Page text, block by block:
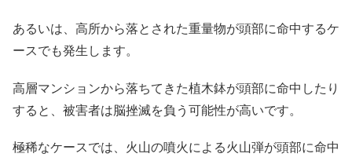
あるいは、高所から落とされた重量物が頭部に命中するケ
ースでも発生します。
高層マンションから落ちてきた植木鉢が頭部に命中したり
すると、被害者は脳挫滅を負う可能性が高いです。
極稀なケースでは、火山の噴火による火山弾が頭部に命中